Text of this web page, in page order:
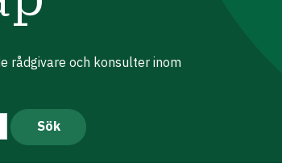
rådgivare och konsulter inom